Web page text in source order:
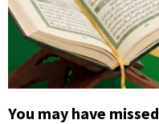
You may have missed